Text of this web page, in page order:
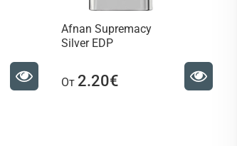
Afnan Supremacy
Silver EDP
От 2.20€